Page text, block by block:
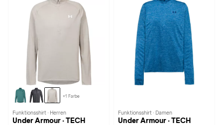
+1 Farbe
Funktionsshirt · Herren
Under Armour · TECH
Funktionsshirt · Damen
Under Armour · TECH